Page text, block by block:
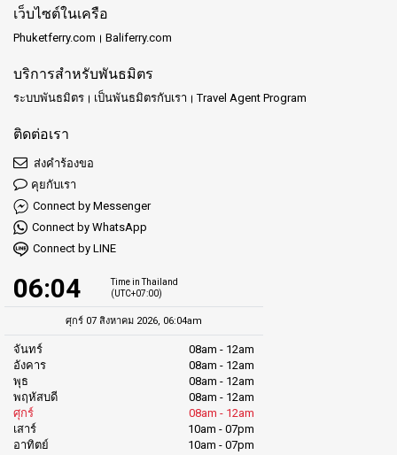
เว็บไซต์ในเครือ
Phuketferry.com Baliferry.com
บริการสำหรับพันธมิตร
ระบบพันธมิตร เป็นพันธมิตรกับเรา Travel Agent Program
ติดต่อเรา
ส่งคำร้องขอ
คุยกับเรา
Connect by Messenger
Connect by WhatsApp
Connect by LINE
06:04
Time in Thailand
(UTC+07:00)
ศุกร์ 07 สิงหาคม 2026, 06:04am
จันทร์
08am - 12am
อังคาร
08am - 12am
พุธ
08am - 12am
พฤหัสบดี
08am - 12am
ศุกร์
08am - 12am
เสาร์
10am - 07pm
อาทิตย์
10am - 07pm